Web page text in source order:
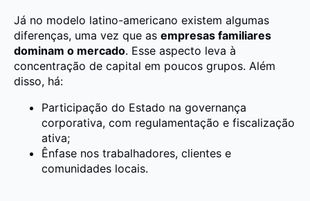
Já no modelo latino-americano existem algumas
diferenças, uma vez que as empresas familiares
dominam o mercado. Esse aspecto leva à
concentração de capital em poucos grupos. Além
disso, há:
Participação do Estado na governança
corporativa, com regulamentação e fiscalização
ativa;
Ênfase nos trabalhadores, clientes e
comunidades locais.